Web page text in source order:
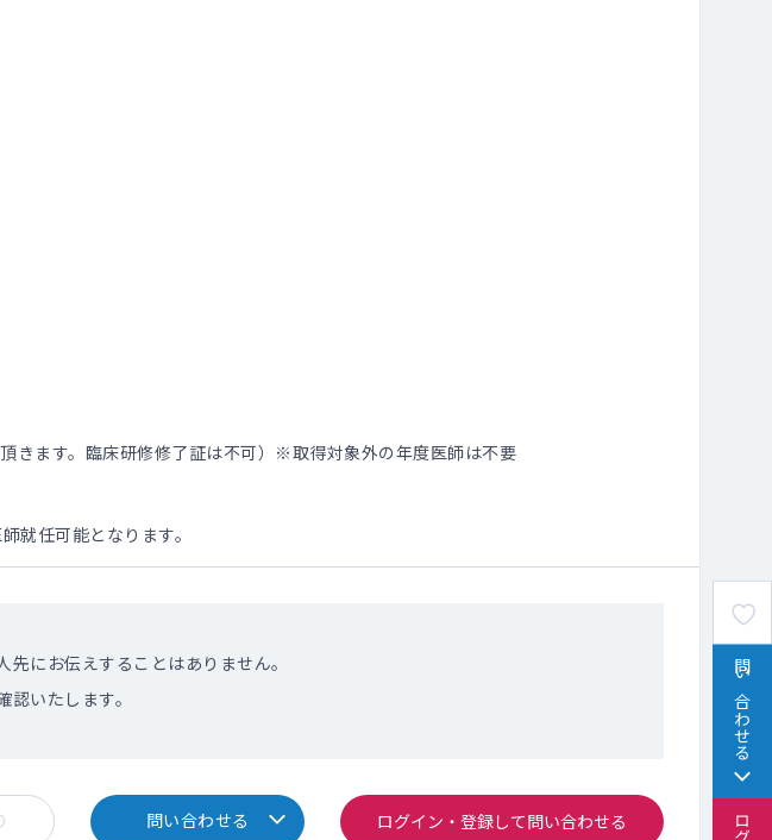
問い合わせる
きます。臨床研修修了証は不可）※取得対象外の年度医師は不要
就任可能となります。
にお伝えすることはありません。
いたします。
問い合わせる ログイン・登録して問い合わせる